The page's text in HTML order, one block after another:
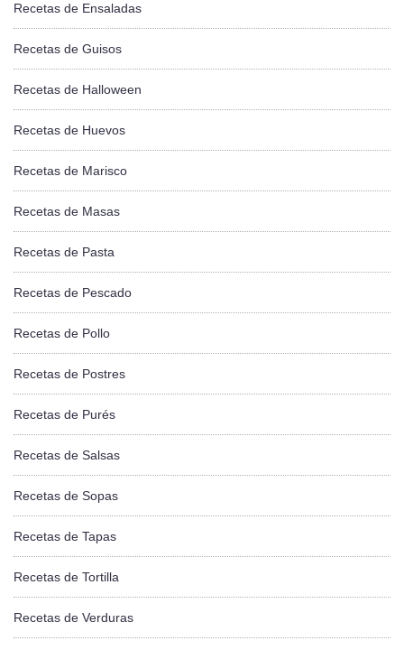
Recetas de Ensaladas
Recetas de Guisos
Recetas de Halloween
Recetas de Huevos
Recetas de Marisco
Recetas de Masas
Recetas de Pasta
Recetas de Pescado
Recetas de Pollo
Recetas de Postres
Recetas de Purés
Recetas de Salsas
Recetas de Sopas
Recetas de Tapas
Recetas de Tortilla
Recetas de Verduras